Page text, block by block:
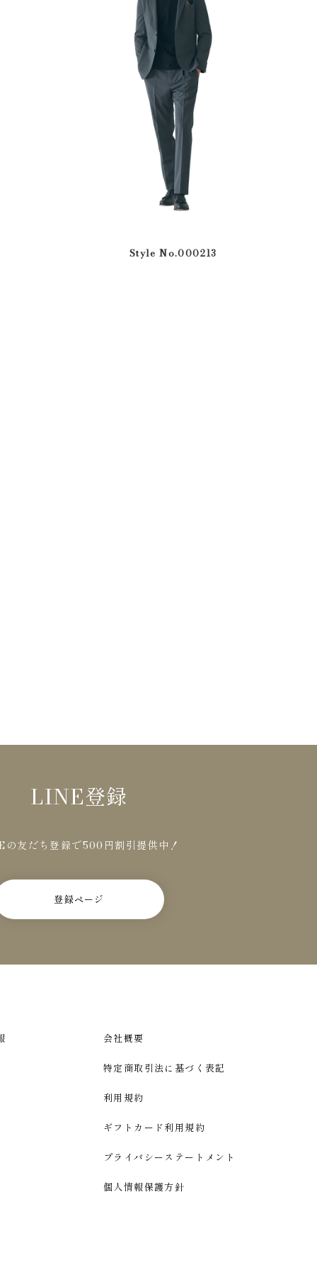
Style No.000213
LINE登録
友だち登録で500円割引提供中！
登録ページ
会社概要
特定商取引法に基づく表記
利用規約
ギフトカード利用規約
プライバシーステートメント
個人情報保護方針